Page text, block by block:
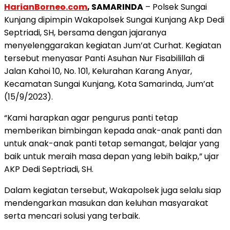
HarianBorneo.com, SAMARINDA – Polsek Sungai
Kunjang dipimpin Wakapolsek Sungai Kunjang Akp Dedi
Septriadi, SH, bersama dengan jajaranya
menyelenggarakan kegiatan Jum’at Curhat. Kegiatan
tersebut menyasar Panti Asuhan Nur Fisabilillah di
Jalan Kahoi 10, No. 101, Kelurahan Karang Anyar,
Kecamatan Sungai Kunjang, Kota Samarinda, Jum’at
(15/9/2023).
“Kami harapkan agar pengurus panti tetap
memberikan bimbingan kepada anak-anak panti dan
untuk anak-anak panti tetap semangat, belajar yang
baik untuk meraih masa depan yang lebih baikp,” ujar
AKP Dedi Septriadi, SH.
Dalam kegiatan tersebut, Wakapolsek juga selalu siap
mendengarkan masukan dan keluhan masyarakat
serta mencari solusi yang terbaik.